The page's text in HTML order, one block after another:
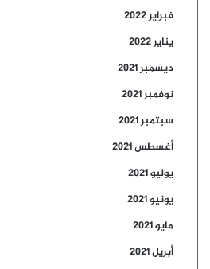
فبراير 2022
يناير 2022
ديسمبر 2021
نوفمبر 2021
سبتمبر 2021
أغسطس 2021
يوليو 2021
يونيو 2021
مايو 2021
أبريل 2021